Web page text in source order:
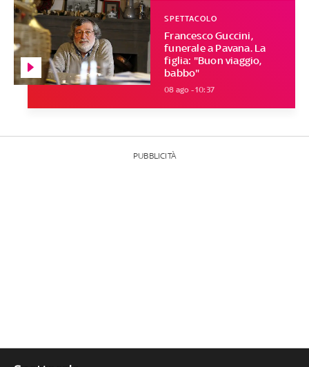
Francesco Guccini,
funerale a Pavana. La
figlia: "Buon viaggio,
babbo"
SPETTACOLO
08 ago - 10:37
PUBBLICITÀ